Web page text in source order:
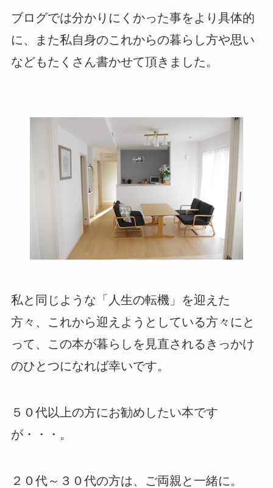
ブログでは分かりにくかった事をより具体的
に、また私自身のこれからの暮らし方や思い
などもたくさん書かせて頂きました。
私と同じような「人生の転機」を迎えた
方々、これから迎えようとしている方々にと
って、この本が暮らしを見直されるきっかけ
のひとつになれば幸いです。
５０代以上の方にお勧めしたい本です
が・・・。
２０代～３０代の方は、ご両親と一緒に。